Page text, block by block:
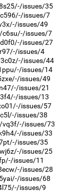
issues/35
issues/7
issues/49
c6su/-/issues/7
issues/27
issues/4
issues/44
issues/14
issues/49
issues/21
issues/13
issues/57
issues/38
vq3f/-/issues/73
issues/33
issues/35
issues/25
issues/11
issues/28
issues/68
issues/9